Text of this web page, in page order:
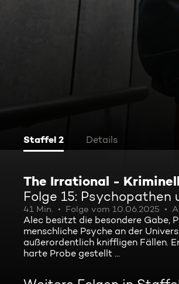
Staffel 2 Details
The Irrational -
Folge 15: Psychopathen
41 Min. Folge vom 10.06.2025
Alec besitzt die besondere Gabe,
menschliche Psyche an der
außerordentlich kniffligen Fällen.
harte Probe gestellt ...